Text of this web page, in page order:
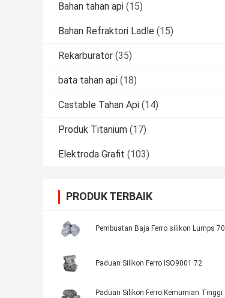
Bahan tahan api (15)
Bahan Refraktori Ladle (15)
Rekarburator (35)
bata tahan api (18)
Castable Tahan Api (14)
Produk Titanium (17)
Elektroda Grafit (103)
PRODUK TERBAIK
Pembuatan Baja Ferro silikon Lumps 70
Paduan Silikon Ferro ISO9001 72
Paduan Silikon Ferro Kemurnian Tinggi